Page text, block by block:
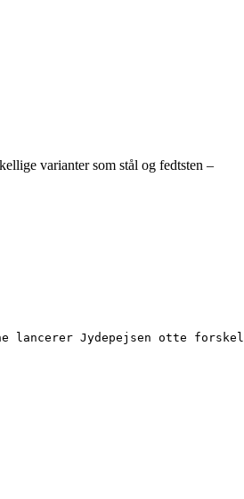
varianter som stål og fedtsten –
lancerer Jydepejsen